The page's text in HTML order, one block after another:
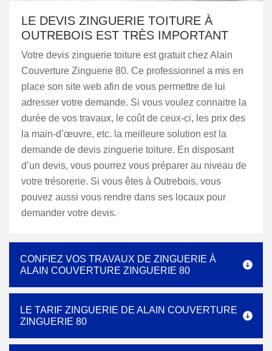
LE DEVIS ZINGUERIE TOITURE À
OUTREBOIS EST TRÈS IMPORTANT
Votre devis zinguerie toiture est gratuit chez Alain
Couverture Zinguerie 80. Ce professionnel a mis en
place son site web afin de vous permettre de lui
adresser votre demande. Si vous voulez connaitre la
durée de vos travaux, le coût de ceux-ci, les prix des
la main-d’œuvre, etc. la meilleure solution est la
demande de devis zinguerie toiture. En disposant
d’un devis, vous pourrez vous préparer au niveau de
votre trésorerie. Si vous êtes à Outrebois, vous
pouvez aussi vous rendre dans ses locaux pour
demander votre devis.
CONFIEZ VOS TRAVAUX DE ZINGUERIE À
ALAIN COUVERTURE ZINGUERIE 80
LE TARIF ZINGUERIE DE ALAIN COUVERTURE
ZINGUERIE 80